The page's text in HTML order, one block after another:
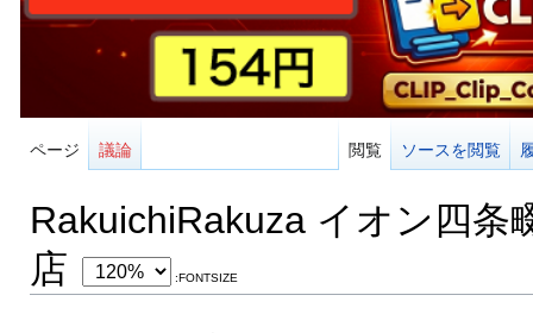
ページ 議論 閲覧 ソースを閲覧
RakuichiRakuza イオン四条
店
:FONTSIZE